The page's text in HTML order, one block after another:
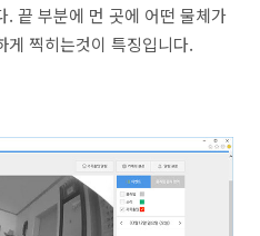
. 끝 부분에 먼 곳에 어떤 물체가
게 찍히는것이 특징입니다.